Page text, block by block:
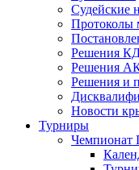
Судейские
Протоколы
Решения
Решения
Решения и
Новости
Турниры
Чемпионат